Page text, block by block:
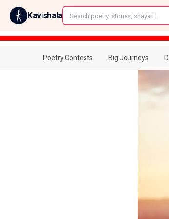
Kavishala
Poetry Contests Big Journeys